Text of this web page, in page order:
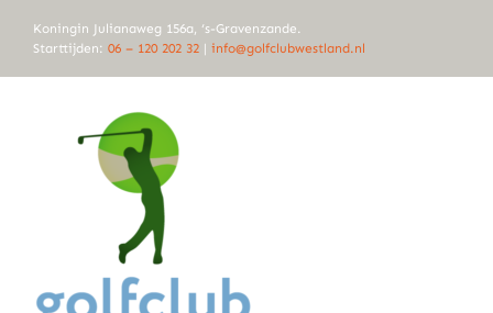
naar
Koningin Julianaweg 156a, ‘s-Gravenzande.
Starttijden: 06 – 120 202 32 | info@golfclubwestland.nl